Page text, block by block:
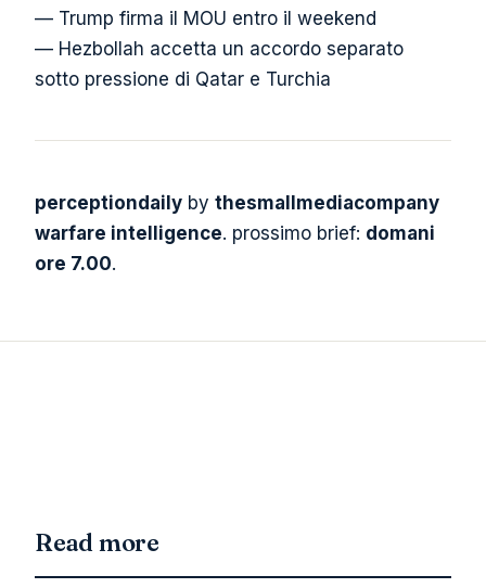
— Trump firma il MOU entro il weekend
— Hezbollah accetta un accordo separato
sotto pressione di Qatar e Turchia
perceptiondaily by thesmallmediacompany
warfare intelligence. prossimo brief: domani
ore 7.00.
Read more